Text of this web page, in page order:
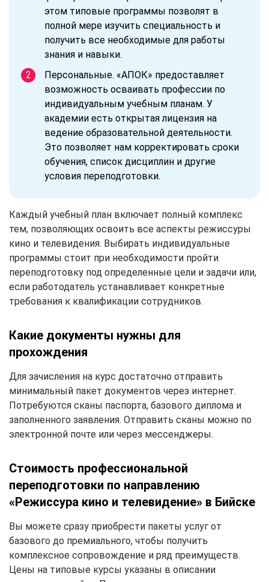
этом типовые программы позволят в
полной мере изучить специальность и
получить все необходимые для работы
знания и навыки.
Персональные. «АПОК» предоставляет
возможность осваивать профессии по
индивидуальным учебным планам. У
академии есть открытая лицензия на
ведение образовательной деятельности.
Это позволяет нам корректировать сроки
обучения, список дисциплин и другие
условия переподготовки.
Каждый учебный план включает полный комплекс
тем, позволяющих освоить все аспекты режиссуры
кино и телевидения. Выбирать индивидуальные
программы стоит при необходимости пройти
переподготовку под определенные цели и задачи или,
если работодатель устанавливает конкретные
требования к квалификации сотрудников.
Какие документы нужны для
прохождения
Для зачисления на курс достаточно отправить
минимальный пакет документов через интернет.
Потребуются сканы паспорта, базового диплома и
заполненного заявления. Отправить сканы можно по
электронной почте или через мессенджеры.
Стоимость профессиональной
переподготовки по направлению
«Режиссура кино и телевидение» в Бийске
Вы можете сразу приобрести пакеты услуг от
базового до премиального, чтобы получить
комплексное сопровождение и ряд преимуществ.
Цены на типовые курсы указаны в описании